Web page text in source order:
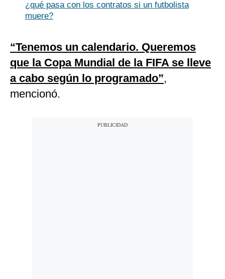
¿qué pasa con los contratos si un futbolista
muere?
“Tenemos un calendario. Queremos
que la Copa Mundial de la FIFA se lleve
a cabo según lo programado”,
mencionó.